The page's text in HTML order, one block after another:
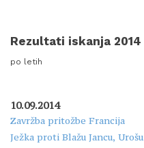
Rezultati iskanja 2014
po letih
10.09.2014
Zavržba pritožbe Francija
Ježka proti Blažu Jancu, Urošu